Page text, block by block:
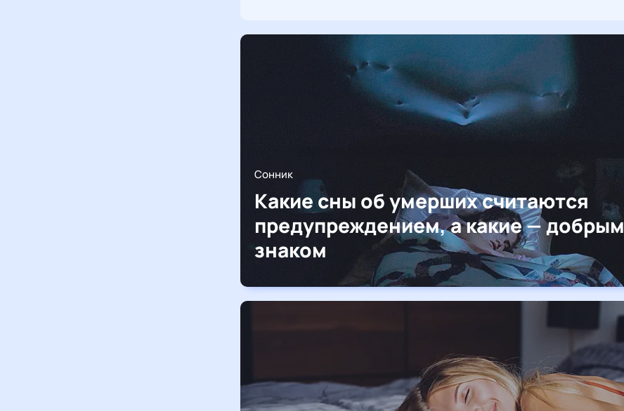
Сонник
Какие сны об умерших считаются
предупреждением, а какие — добрым
знаком